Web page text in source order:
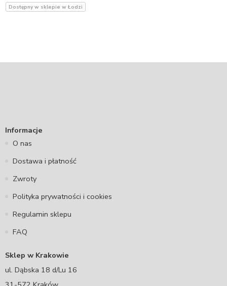
Dostępny w sklepie w Łodzi
Informacje
O nas
Dostawa i płatność
Zwroty
Polityka prywatności i cookies
Regulamin sklepu
FAQ
Sklep w Krakowie
ul. Dąbska 18 d/Lu 16